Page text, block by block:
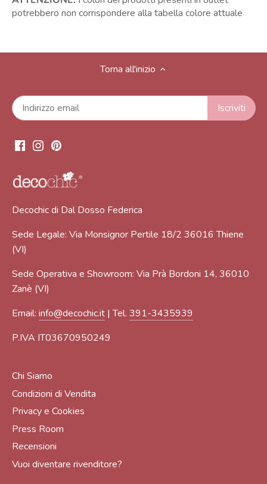
potrebbero non corrispondere alla tabella colore attuale
Torna all'inizio
Decochic di Dal Dosso Federica
Sede Legale: Via Monsignor Pertile 18/2 36016 Thiene
(VI)
Sede Operativa e Showroom: Via Prà Bordoni 14, 36010
Zanè (VI)
Email: info@decochic.it | Tel. 391-3435939
P.IVA IT03670950249
Chi Siamo
Condizioni di Vendita
Privacy e Cookies
Press Room
Recensioni
Vuoi diventare rivenditore?